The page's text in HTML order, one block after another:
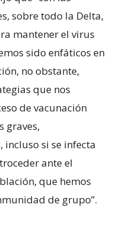
sobre todo la Delta,
mantener el virus
sido enfáticos en
no obstante,
que nos
de vacunación
graves,
incluso si se infecta
ante el
que hemos
de grupo”.